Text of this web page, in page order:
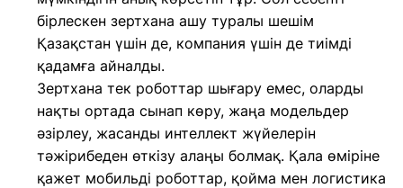
бірлескен зертхана ашу туралы шешім
Қазақстан үшін де, компания үшін де тиімді
қадамға айналды.
Зертхана тек роботтар шығару емес, оларды
нақты ортада сынап көру, жаңа модельдер
әзірлеу, жасанды интеллект жүйелерін
тәжірибеден өткізу алаңы болмақ. Қала өміріне
қажет мобильді роботтар, қойма мен логистика